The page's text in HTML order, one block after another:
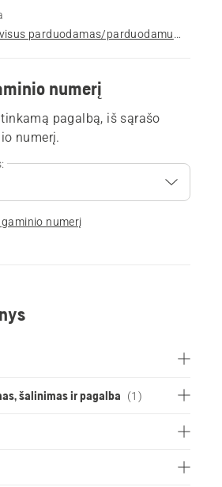
Žiūrėti visas/visus parduodamas/parduodamus Grandininiai pjūklai
numerį
pagalbą, iš sąrašo
numerį.
numerį
šalinimas ir pagalba (1)